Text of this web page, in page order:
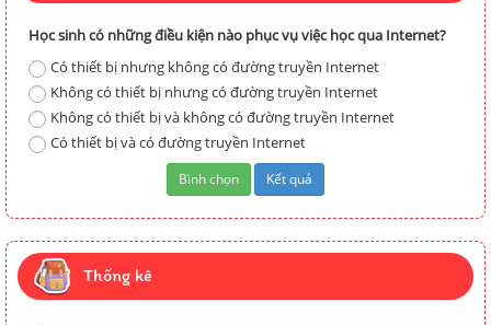
Học sinh có những điều kiện nào phục vụ việc học qua Internet?
Có thiết bị nhưng không có đường truyền Internet
Không có thiết bị nhưng có đường truyền Internet
Không có thiết bị và không có đường truyền Internet
Có thiết bị và có đường truyền Internet
Thống kê